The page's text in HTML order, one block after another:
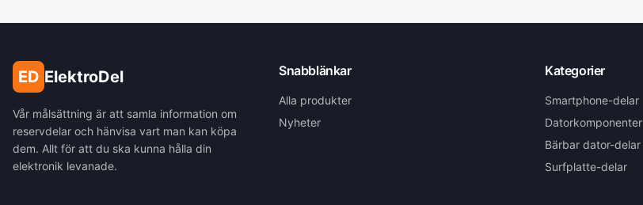
ED ElektroDel
Vår målsättning är att samla information om
reservdelar och hänvisa vart man kan köpa
dem. Allt för att du ska kunna hålla din
elektronik levanade.
Snabblänkar
Alla produkter
Nyheter
Kategorier
Smartphone-delar
Datorkomponenter
Bärbar dator-delar
Surfplatte-delar